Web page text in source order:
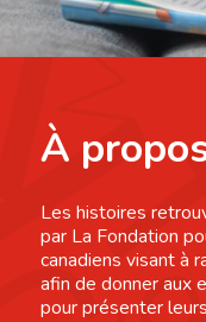
À
Les histoires
par La Fondation
canadiens visant à
afin de donner aux
pour présenter